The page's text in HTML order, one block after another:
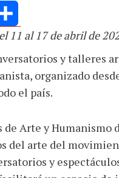
11 al 17 de abril de
y talleres
organizado
el país.
de Arte y
del arte del
y